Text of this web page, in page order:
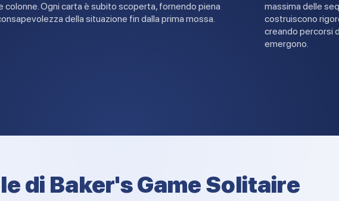
colonne. Ogni carta è subito scoperta, fornendo piena
della situazione fin dalla prima mossa.
massima delle
costruiscono
creando percorsi
emergono.
di Baker's Game Solitaire